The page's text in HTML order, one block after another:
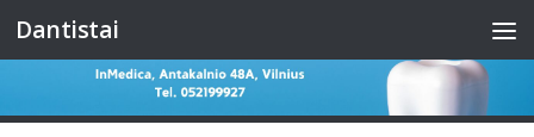
Skip to content
Dantistai